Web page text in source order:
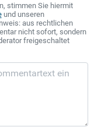
stimmen Sie hiermit
und unseren
aus rechtlichen
nicht sofort, sondern
freigeschaltet